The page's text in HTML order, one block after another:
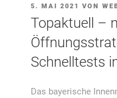
VERÖFFENTLICHT
AM
5. MAI 2021 VON
Topaktuell –
Schnelltests
Das bayerische